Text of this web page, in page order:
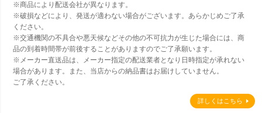
※商品により配送会社が異なります。
※破損などにより、発送が適わない場合がございます。あらかじめご了承
ください。
※交通機関の不具合や悪天候などその他の不可抗力が生じた場合には、商
品の到着時間帯が前後することがありますのでご了承願います。
※メーカー直送品は、メーカー指定の配送業者となり日時指定が承れない
場合があります。また、当店からの納品書はお届けしていません。
ご了承ください。
詳しくはこちら